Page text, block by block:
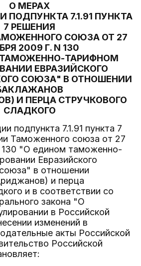
О МЕРАХ
ПОДПУНКТА 7.1.91 ПУНКТА
7 РЕШЕНИЯ
СОЮЗА ОТ 27
2009 Г. N 130
ТАРИФНОМ
ЕВРАЗИЙСКОГО
СОЮЗА" В ОТНОШЕНИИ
И ПЕРЦА СТРУЧКОВОГО
СЛАДКОГО
подпункта 7.1.91 пункта 7
Таможенного союза от 27
130 "О едином таможенно-
Евразийского
в отношении
и перца
и в соответствии со
закона "О
в Российской
изменений в
акты Российской
Российской